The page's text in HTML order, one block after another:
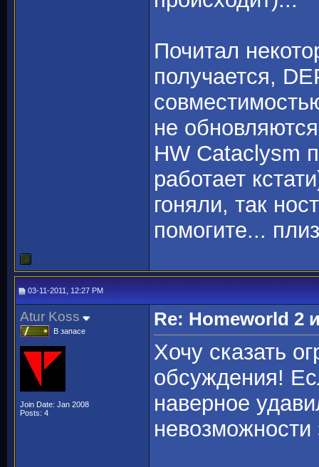
Почитал
получается,
не
HW Cataclysm
работает
гоняли, так
помогите...
03-11-2011, 12:27 PM
Atur Koss
В запасе
Join Date: Jan 2008
Posts: 4
Re: Homeworld 2
Хочу сказать
обсуждения!
наверное